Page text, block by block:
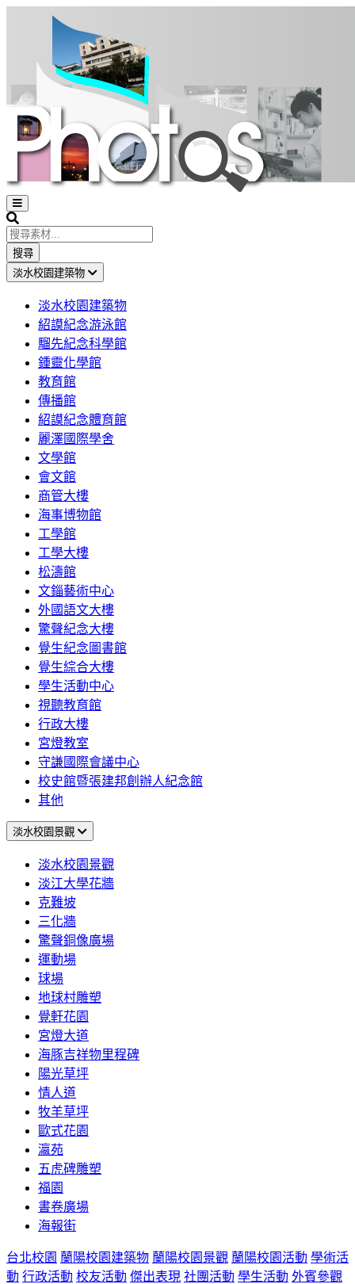
Open
sidebar
Search
搜尋
淡水校園建築物
淡水校園建築物
紹謨紀念游泳館
騮先紀念科學館
鍾靈化學館
教育館
傳播館
紹謨紀念體育館
麗澤國際學舍
文學館
會文館
商管大樓
海事博物館
工學館
工學大樓
松濤館
文錙藝術中心
外國語文大樓
驚聲紀念大樓
覺生紀念圖書館
覺生綜合大樓
學生活動中心
視聽教育館
行政大樓
宮燈教室
守謙國際會議中心
校史館暨張建邦創辦人紀念館
其他
淡水校園景觀
淡水校園景觀
淡江大學花牆
克難坡
三化牆
驚聲銅像廣場
運動場
球場
地球村雕塑
覺軒花園
宮燈大道
海豚吉祥物里程碑
陽光草坪
情人道
牧羊草坪
歐式花園
瀛苑
五虎碑雕塑
福園
書卷廣場
海報街
台北校園 蘭陽校園建築物 蘭陽校園景觀 蘭陽校園活動 學術活
動 行政活動 校友活動 傑出表現 社團活動 學生活動 外賓參觀